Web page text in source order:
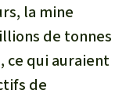
la mine
de tonnes
ce qui auraient
de